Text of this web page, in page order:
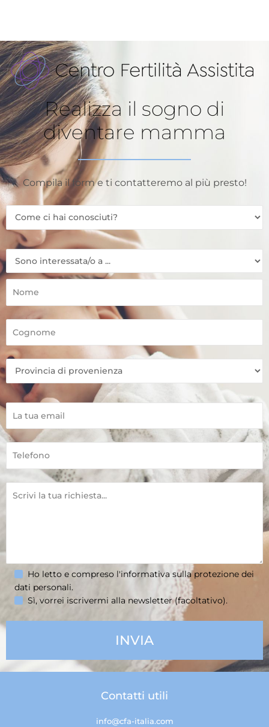
Realizza il sogno di
diventare mamma
Compila il form e ti contatteremo al più presto!
Ho letto e compreso l'informativa sullaprotezione dei
dati personali.
Sì, vorrei iscrivermi alla newsletter (facoltativo).
Contatti utili
info@cfa-italia.com